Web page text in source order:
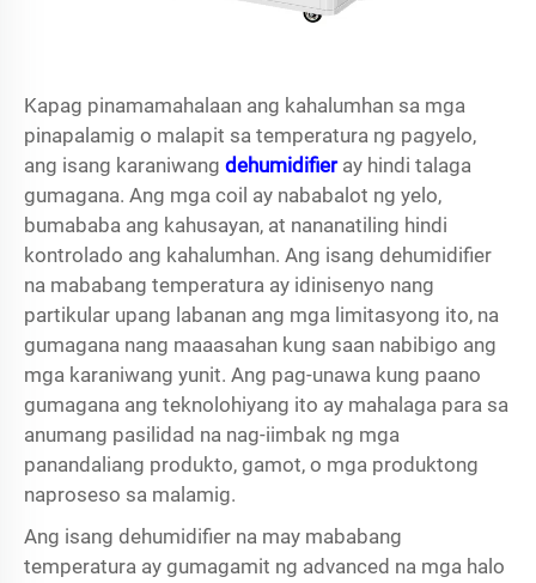
Kapag pinamamahalaan ang kahalumhan sa mga
pinapalamig o malapit sa temperatura ng pagyelo,
ang isang karaniwang dehumidifier ay hindi talaga
gumagana. Ang mga coil ay nababalot ng yelo,
bumababa ang kahusayan, at nananatiling hindi
kontrolado ang kahalumhan. Ang isang dehumidifier
na mababang temperatura ay idinisenyo nang
partikular upang labanan ang mga limitasyong ito, na
gumagana nang maaasahan kung saan nabibigo ang
mga karaniwang yunit. Ang pag-unawa kung paano
gumagana ang teknolohiyang ito ay mahalaga para sa
anumang pasilidad na nag-iimbak ng mga
panandaliang produkto, gamot, o mga produktong
naproseso sa malamig.
Ang isang dehumidifier na may mababang
temperatura ay gumagamit ng advanced na mga halo